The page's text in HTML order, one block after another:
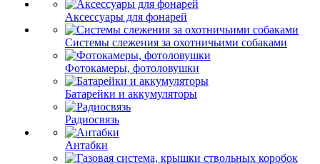
Аксессуары для фонарей
Системы слежения за охотничьими собаками
Фотокамеры, фотоловушки
Батарейки и аккумуляторы
Радиосвязь
Антабки